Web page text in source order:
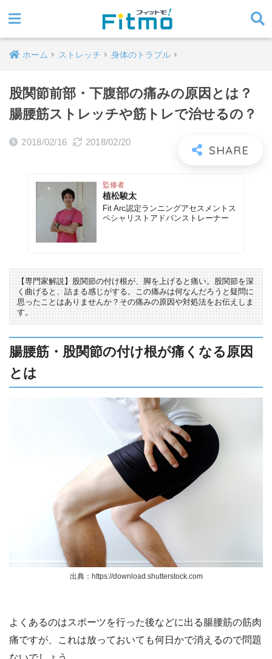
ホーム ストレッチ 身体のトラブル
股関節前部・下腹部の痛みの原因とは？
腸腰筋ストレッチや筋トレで治せるの？
2018/02/16 2018/02/20
監修者
植松駿太
Fit Arc認定ランニングアセスメントス
ペシャリストアドバンストレーナー
【専門家解説】股関節の付け根が、脚を上げると痛い。股関節を深
く曲げると、詰まる感じがする。この痛みは何なんだろうと疑問に
思ったことはありませんか？その痛みの原因や対処法をお伝えしま
す。
腸腰筋・股関節の付け根が痛くなる原因
とは
出典：https://download.shutterstock.com
よくあるのはスポーツを行った後などに出る腸腰筋の筋肉
痛ですが、これは放っておいても何日かで消えるので問題